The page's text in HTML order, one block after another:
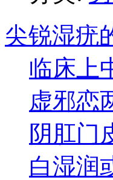
尖锐湿疣
临床上
虚邪
阴肛门
白湿润